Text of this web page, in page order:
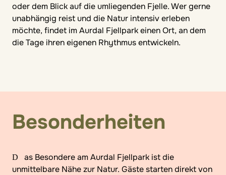
oder dem Blick auf die umliegenden Fjelle. Wer gerne
unabhängig reist und die Natur intensiv erleben
möchte, findet im Aurdal Fjellpark einen Ort, an dem
die Tage ihren eigenen Rhythmus entwickeln.
Besonderheiten
Das Besondere am Aurdal Fjellpark ist die
unmittelbare Nähe zur Natur. Gäste starten direkt von